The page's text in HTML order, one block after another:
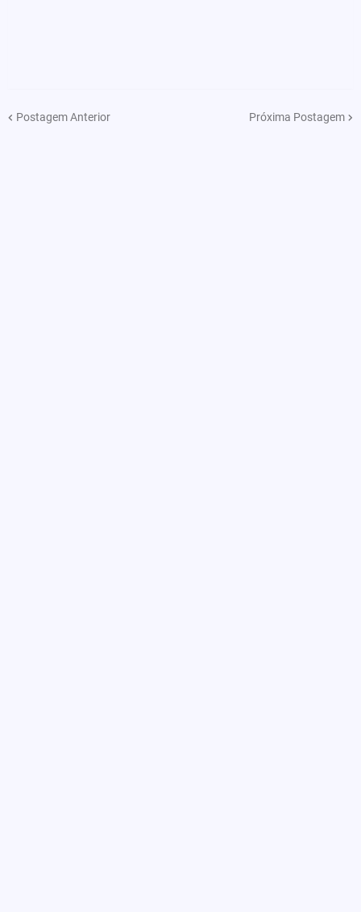
Postagem Anterior Próxima Postagem